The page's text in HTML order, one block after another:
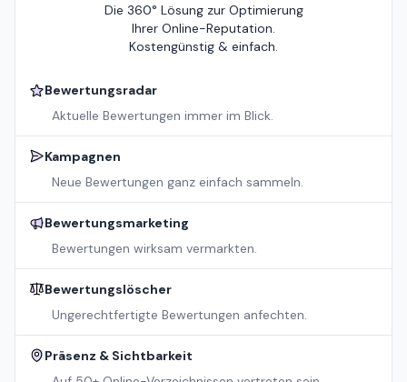
Die 360° Lösung zur Optimierung
Ihrer Online-Reputation.
Kostengünstig & einfach.
Bewertungsradar
Aktuelle Bewertungen immer im Blick.
Kampagnen
Neue Bewertungen ganz einfach sammeln.
Bewertungsmarketing
Bewertungen wirksam vermarkten.
Bewertungslöscher
Ungerechtfertigte Bewertungen anfechten.
Präsenz & Sichtbarkeit